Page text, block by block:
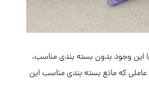
وجود بدون بسته بندی مناسب،
که مانع بسته بندی مناسب این